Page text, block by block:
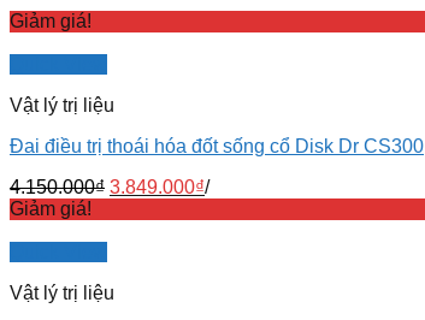
Giảm giá!
Vật lý trị liệu
Đai điều trị thoái hóa đốt sống cổ Disk Dr CS300
4.150.000₫ 3.849.000₫/
Giảm giá!
Vật lý trị liệu